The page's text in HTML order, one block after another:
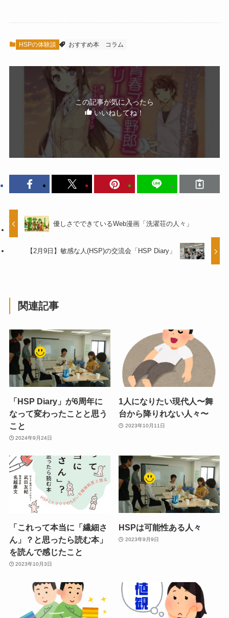
HSPの体験談 おすすめ本 コラム
この記事が気に入ったら
いいねしてね！
優しさでできているWeb漫画「洗濯荘の人々」
【2月9日】敏感な人(HSP)の交流会「HSP Diary」
関連記事
「HSP Diary」が6周年に
なって変わったことと思う
こと
2024年9月24日
1人になりたい現代人〜舞
台から降りれない人々〜
2023年10月11日
「これって本当に「繊細さ
ん」？と思ったら読む本」
を読んで感じたこと
2023年10月3日
HSPは可能性ある人々
2023年9月9日